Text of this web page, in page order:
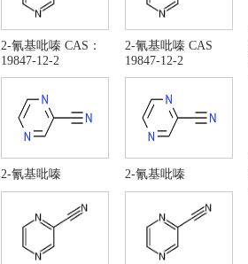
2-氰基吡嗪 CAS：
19847-12-2
2-氰基吡嗪 CAS
19847-12-2
2-氰基吡嗪 2-氰基吡嗪